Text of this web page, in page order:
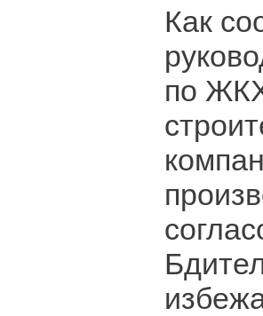
Как
по